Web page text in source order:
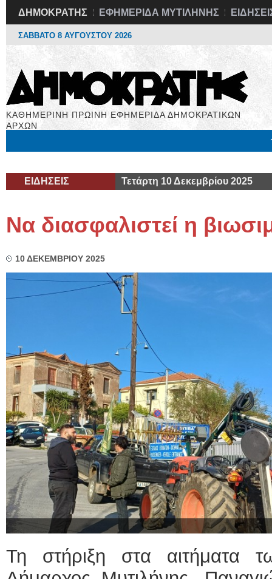
ΔΗΜΟΚΡΑΤΗΣ ΕΦΗΜΕΡΙΔΑ ΜΥΤΙΛΗΝΗΣ
ΣΑΒΒΑΤΟ 8 ΑΥΓΟΥΣΤΟΥ 2026
ΚΑΘΗΜΕΡΙΝΗ ΠΡΩΙΝΗ ΕΦΗΜΕΡΙΔΑ ΔΗΜΟΚΡΑΤΙΚΩΝ
ΑΡΧΩΝ
ΕΙΔΗΣΕΙΣ Τετάρτη 10 Δεκεμβρίου 2025
Να διασφαλιστεί η
10 ΔΕΚΕΜΒΡΙΟΥ 2025
Τη στήριξη στα αιτήματα